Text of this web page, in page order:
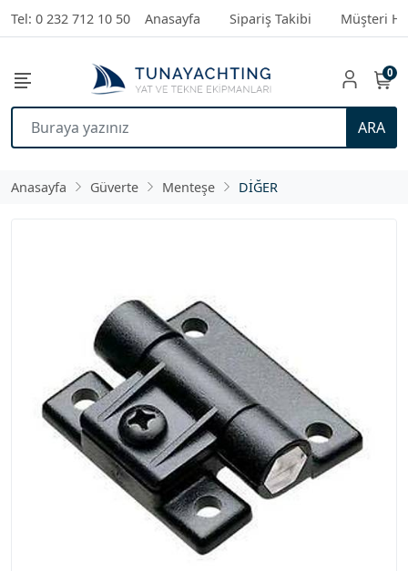
Tel: 0 232 712 10 50 Anasayfa Sipariş Takibi Müşteri
ARA
0
Anasayfa Güverte Menteşe DİĞER